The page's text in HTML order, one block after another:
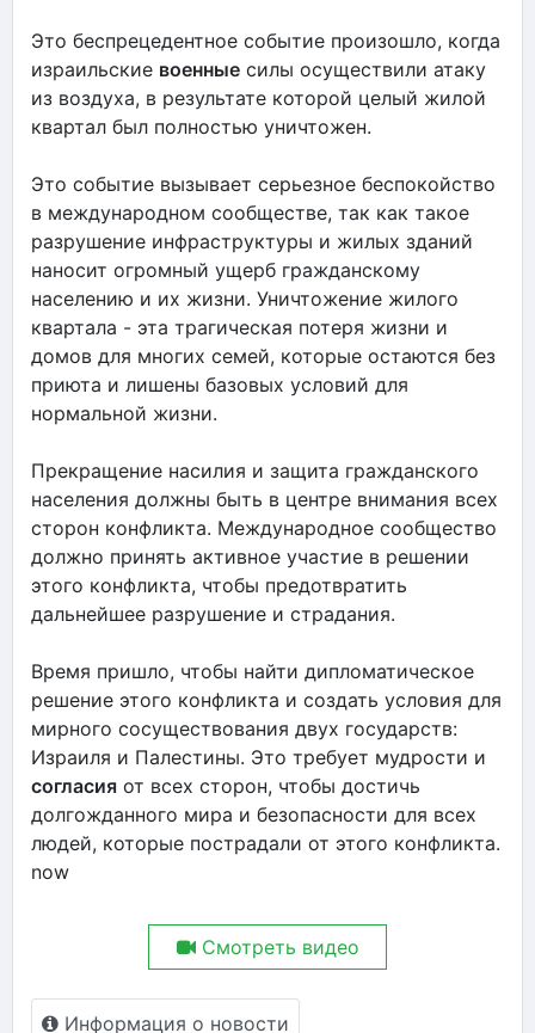
Это беспрецедентное событие произошло, когда
израильские военные силы осуществили атаку
из воздуха, в результате которой целый жилой
квартал был полностью уничтожен.
Это событие вызывает серьезное беспокойство
в международном сообществе, так как такое
разрушение инфраструктуры и жилых зданий
наносит огромный ущерб гражданскому
населению и их жизни. Уничтожение жилого
квартала - эта трагическая потеря жизни и
домов для многих семей, которые остаются без
приюта и лишены базовых условий для
нормальной жизни.
Прекращение насилия и защита гражданского
населения должны быть в центре внимания всех
сторон конфликта. Международное сообщество
должно принять активное участие в решении
этого конфликта, чтобы предотвратить
дальнейшее разрушение и страдания.
Время пришло, чтобы найти дипломатическое
решение этого конфликта и создать условия для
мирного сосуществования двух государств:
Израиля и Палестины. Это требует мудрости и
согласия от всех сторон, чтобы достичь
долгожданного мира и безопасности для всех
людей, которые пострадали от этого конфликта.
now
Смотреть видео
Информация о новости